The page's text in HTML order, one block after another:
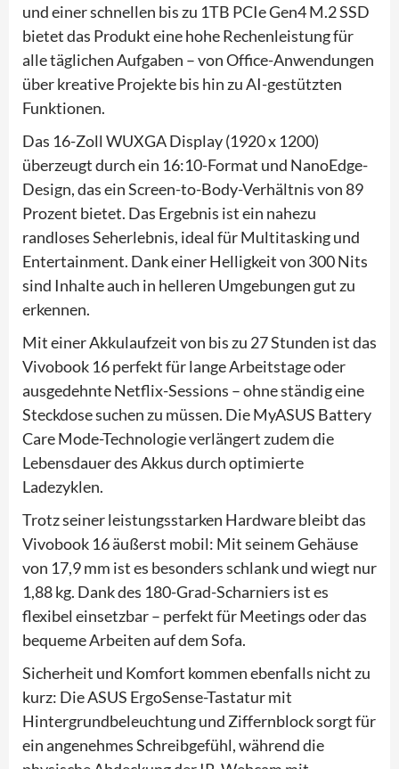
und einer schnellen bis zu 1TB PCIe Gen4 M.2 SSD
bietet das Produkt eine hohe Rechenleistung für
alle täglichen Aufgaben – von Office-Anwendungen
über kreative Projekte bis hin zu AI-gestützten
Funktionen.
Das 16-Zoll WUXGA Display (1920 x 1200)
überzeugt durch ein 16:10-Format und NanoEdge-
Design, das ein Screen-to-Body-Verhältnis von 89
Prozent bietet. Das Ergebnis ist ein nahezu
randloses Seherlebnis, ideal für Multitasking und
Entertainment. Dank einer Helligkeit von 300 Nits
sind Inhalte auch in helleren Umgebungen gut zu
erkennen.
Mit einer Akkulaufzeit von bis zu 27 Stunden ist das
Vivobook 16 perfekt für lange Arbeitstage oder
ausgedehnte Netflix-Sessions – ohne ständig eine
Steckdose suchen zu müssen. Die MyASUS Battery
Care Mode-Technologie verlängert zudem die
Lebensdauer des Akkus durch optimierte
Ladezyklen.
Trotz seiner leistungsstarken Hardware bleibt das
Vivobook 16 äußerst mobil: Mit seinem Gehäuse
von 17,9 mm ist es besonders schlank und wiegt nur
1,88 kg. Dank des 180-Grad-Scharniers ist es
flexibel einsetzbar – perfekt für Meetings oder das
bequeme Arbeiten auf dem Sofa.
Sicherheit und Komfort kommen ebenfalls nicht zu
kurz: Die ASUS ErgoSense-Tastatur mit
Hintergrundbeleuchtung und Ziffernblock sorgt für
ein angenehmes Schreibgefühl, während die